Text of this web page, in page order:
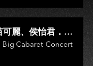
麗、侯怡君．
、鳥來嬤-吳
、吳淑敏、施文
Cabaret Concert